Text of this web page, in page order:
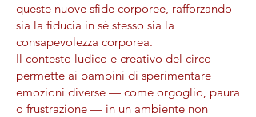
queste nuove sfide corporee, rafforzando
sia la fiducia in sé stesso sia la
consapevolezza corporea.
Il contesto ludico e creativo del circo
permette ai bambini di sperimentare
emozioni diverse — come orgoglio, paura
o frustrazione — in un ambiente non